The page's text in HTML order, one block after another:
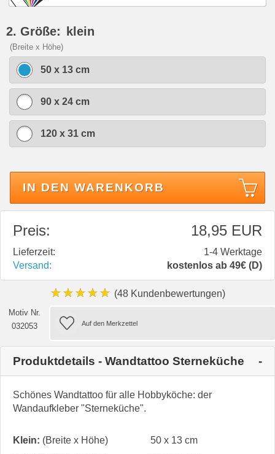
2. Größe: klein
(Breite x Höhe)
50 x 13 cm
90 x 24 cm
120 x 31 cm
IN DEN WARENKORB
Preis: 18,95 EUR
Lieferzeit:
1-4 Werktage
Versand:
kostenlos ab 49€ (D)
★★★★★ (48 Kundenbewertungen)
Motiv Nr.
032053
Produktdetails - Wandtattoo Sterneküche
Schönes Wandtattoo für alle Hobbyköche: der
Wandaufkleber "Sterneküche".
Klein: (Breite x Höhe)
50 x 13 cm